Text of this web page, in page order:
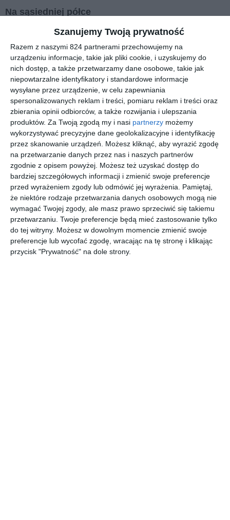
Szanujemy Twoją prywatność
Razem z naszymi 824 partnerami przechowujemy na
urządzeniu informacje, takie jak pliki cookie, i uzyskujemy do
nich dostęp, a także przetwarzamy dane osobowe, takie jak
niepowtarzalne identyfikatory i standardowe informacje
wysyłane przez urządzenie, w celu zapewniania
spersonalizowanych reklam i treści, pomiaru reklam i treści oraz
zbierania opinii odbiorców, a także rozwijania i ulepszania
produktów. Za Twoją zgodą my i nasi partnerzy możemy
wykorzystywać precyzyjne dane geolokalizacyjne i identyfikację
przez skanowanie urządzeń. Możesz kliknąć, aby wyrazić zgodę
na przetwarzanie danych przez nas i naszych partnerów
zgodnie z opisem powyżej. Możesz też uzyskać dostęp do
bardziej szczegółowych informacji i zmienić swoje preferencje
przed wyrażeniem zgody lub odmówić jej wyrażenia.
Pamiętaj,
że niektóre rodzaje przetwarzania danych osobowych mogą nie
wymagać Twojej zgody, ale masz prawo sprzeciwić się takiemu
przetwarzaniu. Twoje preferencje będą mieć zastosowanie tylko
do tej witryny. Możesz w dowolnym momencie zmienić swoje
preferencje lub wycofać zgodę, wracając na tę stronę i klikając
przycisk "Prywatność" na dole strony.
Na sąsiedniej półce
[ książka, audiobook,
e-book ]
Trzej
muszkiete
rowie
Aleksander
Dumas
[ książka, audiobook,
e-book ]
Dama
kameliow
a
Aleksander
Dumas
[ audiobook, e-book
]
Hrabia
Monte
Christo
Aleksander
[ e-book ]
Monte
Christo
tom 3
Aleksander
[ e-book ]
Hrabia
Monte
Christo
tom 4
Aleksander
Dumas
[ e-book ]
Hrabia
Monte
Christo
tom 5
Aleksander
Dumas
[ książka, audiobook
]
Trzej
muszkiete
rowie.
Tom 2
Aleksander
Dumas
[ książka, audiobook
]
Trzej
muszkiete
rowie.
Tom 1
Aleksander
Dumas